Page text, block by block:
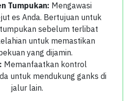
Tumpukan: Mengawasi
es Anda. Bertujuan untuk
sebelum terlibat
untuk memastikan
yang dijamin.
Memanfaatkan kontrol
untuk mendukung ganks di
jalur lain.